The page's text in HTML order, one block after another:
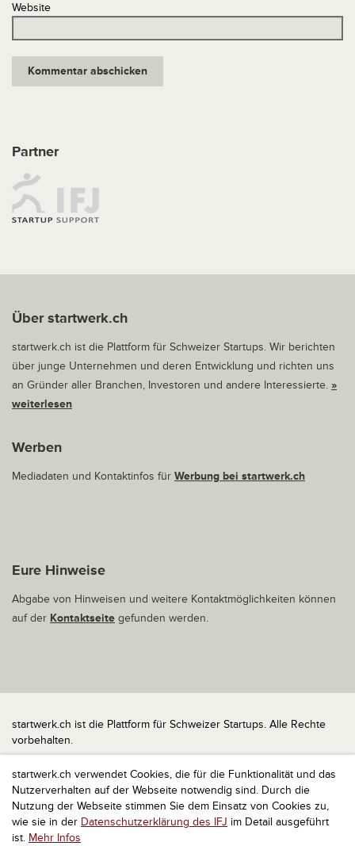
startwerk.ch verwendet Cookies, die für die Funktionalität und das
Nutzerverhalten auf der Webseite notwendig sind. Durch die
Nutzung der Webseite stimmen Sie dem Einsatz von Cookies zu,
wie sie in der Datenschutzerklärung des IFJ im Detail ausgeführt
ist. Mehr Infos
Website
Partner
Über startwerk.ch
startwerk.ch ist die Plattform für Schweizer Startups. Wir berichten
über junge Unternehmen und deren Entwicklung und richten uns
an Gründer aller Branchen, Investoren und andere Interessierte. »
weiterlesen
Werben
Mediadaten und Kontaktinfos für Werbung bei startwerk.ch
Eure Hinweise
Abgabe von Hinweisen und weitere Kontaktmöglichkeiten können
auf der Kontaktseite gefunden werden.
startwerk.ch ist die Plattform für Schweizer Startups. Alle Rechte
vorbehalten.
Impressum
Kontakt
nach oben